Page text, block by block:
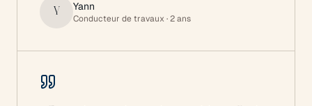
Y Yann
Conducteur de travaux · 2 ans